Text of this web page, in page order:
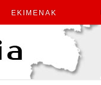
EKIMENAK